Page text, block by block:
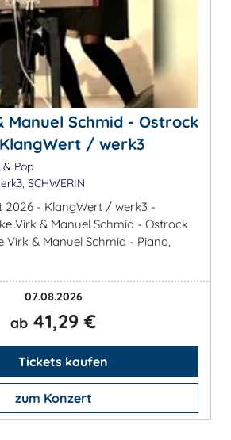
Manuel Schmid - Ostrock
/ werk3
Pop
SCHWERIN
2026 - KlangWert / werk3 -
Virk & Manuel Schmid - Ostrock
Virk & Manuel Schmid - Piano,
07.08.2026
ab 41,29 €
Tickets kaufen
zum Konzert